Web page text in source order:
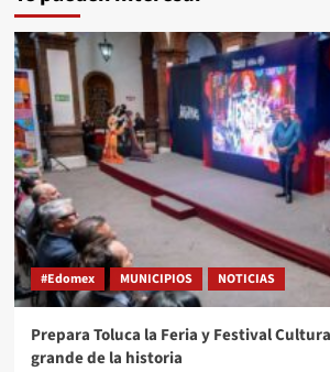
#Edomex MUNICIPIOS NOTICIAS
Prepara Toluca la Feria y Festival
grande de la historia